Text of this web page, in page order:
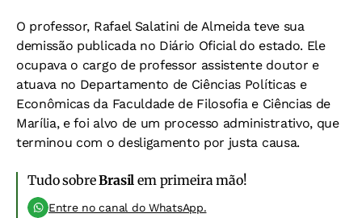
O professor, Rafael Salatini de Almeida teve sua
demissão publicada no Diário Oficial do estado. Ele
ocupava o cargo de professor assistente doutor e
atuava no Departamento de Ciências Políticas e
Econômicas da Faculdade de Filosofia e Ciências de
Marília, e foi alvo de um processo administrativo, que
terminou com o desligamento por justa causa.
Tudo sobreBrasil em primeira mão!
Entre no canal do WhatsApp.